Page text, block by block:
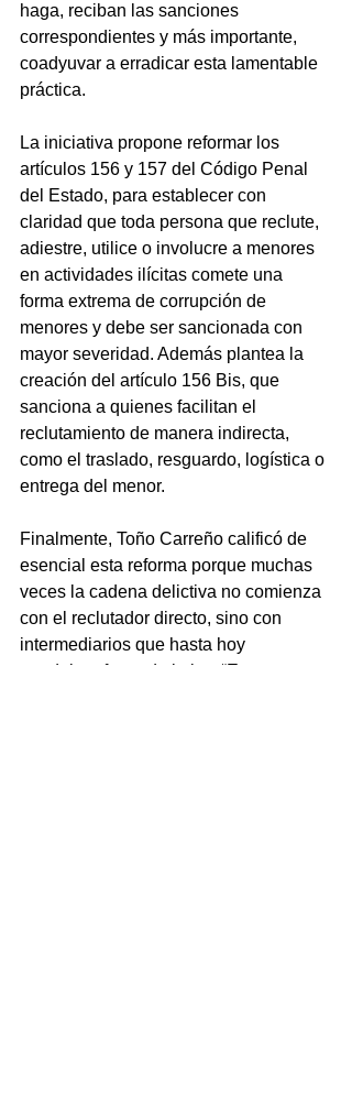
haga, reciban las sanciones
correspondientes y más importante,
coadyuvar a erradicar esta lamentable
práctica.
La iniciativa propone reformar los
artículos 156 y 157 del Código Penal
del Estado, para establecer con
claridad que toda persona que reclute,
adiestre, utilice o involucre a menores
en actividades ilícitas comete una
forma extrema de corrupción de
menores y debe ser sancionada con
mayor severidad. Además plantea la
creación del artículo 156 Bis, que
sanciona a quienes facilitan el
reclutamiento de manera indirecta,
como el traslado, resguardo, logística o
entrega del menor.
Finalmente, Toño Carreño calificó de
esencial esta reforma porque muchas
veces la cadena delictiva no comienza
con el reclutador directo, sino con
intermediarios que hasta hoy
quedaban fuera de la ley. “Esta